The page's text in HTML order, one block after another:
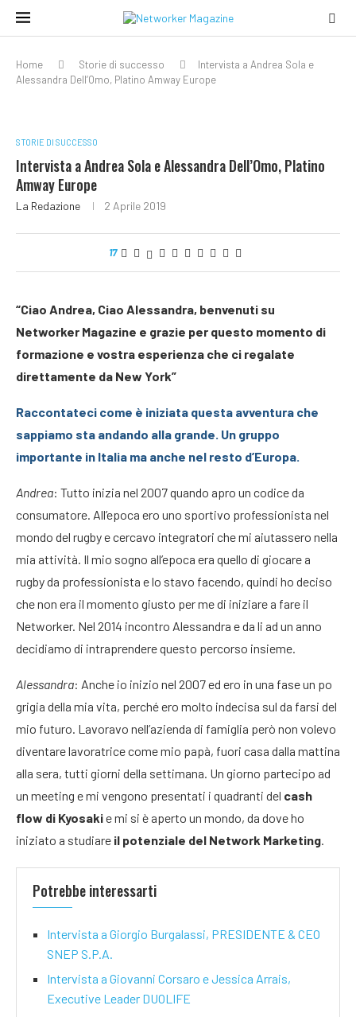
Home Storie di successo
Intervista a Andrea Sola e
Alessandra Dell’Omo, Platino Amway Europe
STORIE DI SUCCESSO
Intervista a Andrea Sola e Alessandra Dell’Omo, Platino
Amway Europe
La Redazione 2 Aprile 2019
17
“Ciao Andrea, Ciao Alessandra, benvenuti su
Networker Magazine e grazie per questo momento di
formazione e vostra esperienza che ci regalate
direttamente da New York”
Raccontateci come è iniziata questa avventura che
sappiamo sta andando alla grande. Un gruppo
importante in Italia ma anche nel resto d’Europa.
Andrea: Tutto inizia nel 2007 quando apro un codice da
consumatore. All’epoca ero uno sportivo professionista nel
mondo del rugby e cercavo integratori che mi aiutassero nella
mia attività. Il mio sogno all’epoca era quello di giocare a
rugby da professionista e lo stavo facendo, quindi ho deciso
che non era il momento giusto per me di iniziare a fare il
Networker. Nel 2014 incontro Alessandra e da li ad un anno
decidiamo di intraprendere questo percorso insieme.
Alessandra: Anche io inizio nel 2007 ed ero in una fase un po
grigia della mia vita, perché ero molto indecisa sul da farsi del
mio futuro. Lavoravo nell’azienda di famiglia però non volevo
diventare lavoratrice come mio papà, fuori casa dalla mattina
alla sera, tutti giorni della settimana. Un giorno partecipo ad
un meeting e mi vengono presentati i quadranti del cash
flow di Kyosakie mi si è aperto un mondo, da dove ho
iniziato a studiare il potenziale del Network Marketing.
Potrebbe interessarti
Intervista a Giorgio Burgalassi, PRESIDENTE & CEO
SNEP S.P.A.
Intervista a Giovanni Corsaro e Jessica Arrais,
Executive Leader DUOLIFE